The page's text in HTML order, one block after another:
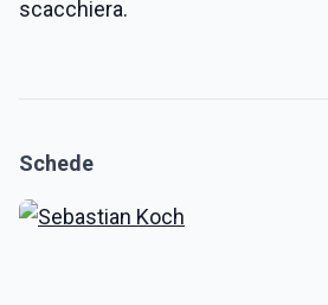
scacchiera.
Schede